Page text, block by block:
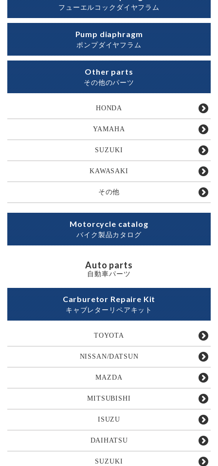
フューエルコックダイヤフラム
Pump diaphragm
ポンプダイヤフラム
Other parts
その他のパーツ
HONDA
YAMAHA
SUZUKI
KAWASAKI
その他
Motorcycle catalog
バイク製品カタログ
Auto parts
自動車パーツ
Carburetor Repaire Kit
キャブレターリペアキット
TOYOTA
NISSAN/DATSUN
MAZDA
MITSUBISHI
ISUZU
DAIHATSU
SUZUKI